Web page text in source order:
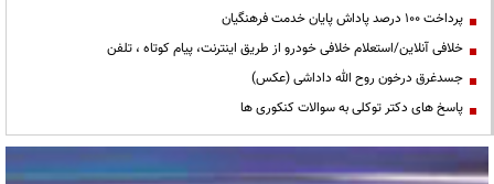
پرداخت ۱۰۰ درصد پاداش پایان خدمت فرهنگیان
خلافی آنلاین/استعلام خلافی خودرو از طریق اینترنت، پیام کوتاه ، تلفن
جسدغرق درخون روح الله داداشی (عکس)
پاسخ های دکتر توکلی به سوالات کنکوری ها